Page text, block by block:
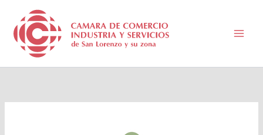
contenido